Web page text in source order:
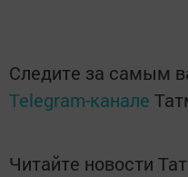
Следите за самым
Telegram-канале
Читайте новости